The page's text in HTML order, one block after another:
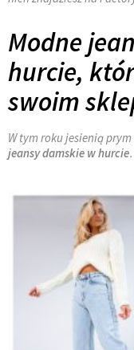
Modne
hurcie,
swoim
W tym roku jesienią
jeansy damskie w hurcie